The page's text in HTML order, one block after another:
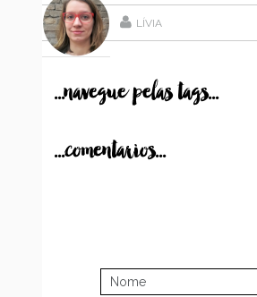
LÍVIA
...navegue pelas tags...
...comentarios...